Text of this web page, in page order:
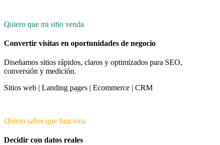
Quiero que mi sitio venda
Convertir visitas en oportunidades de negocio
Diseñamos sitios rápidos, claros y optimizados para SEO,
conversión y medición.
Sitios web | Landing pages | Ecommerce | CRM
Quiero saber que funciona
Decidir con datos reales